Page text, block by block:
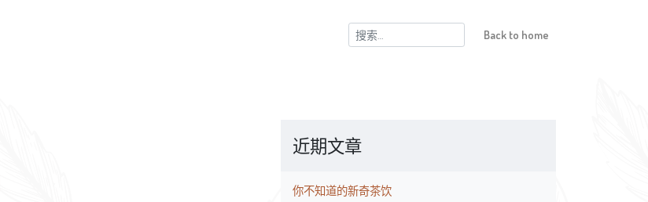
搜
索：
Back to home
近期文章
你不知道的新奇茶饮